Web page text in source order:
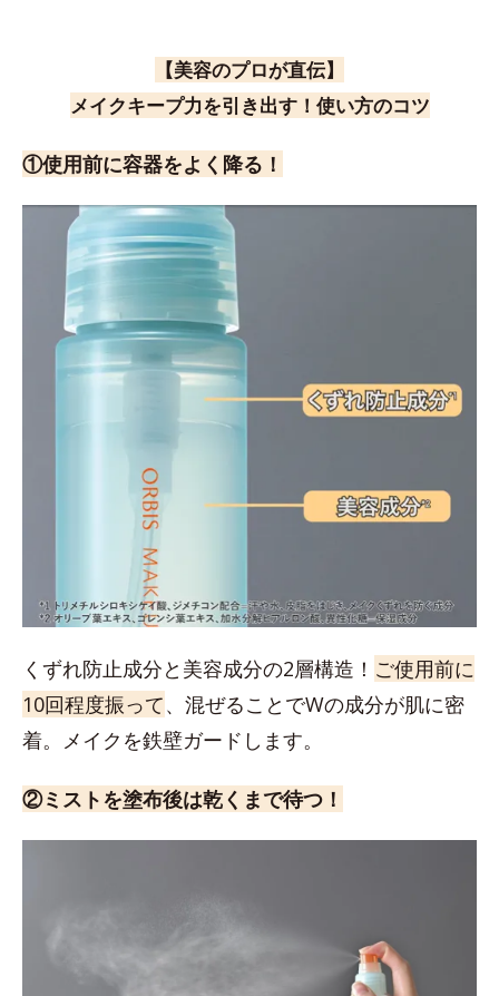
【美容のプロが直伝】
メイクキープ力を引き出す！使い方のコツ
①使用前に容器をよく降る！
くずれ防止成分と美容成分の2層構造！ ご使用前に
10回程度振って、混ぜることでWの成分が肌に密
着。メイクを鉄壁ガードします。
②ミストを塗布後は乾くまで待つ！